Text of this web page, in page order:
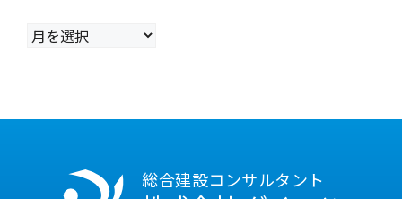
ア
ー
総合建設コンサルタント